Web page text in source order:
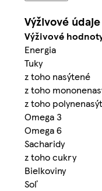
Výživové údaje
Výživové
Energia
Tuky
z toho nasýtené
z toho
z toho
Omega 3
Omega 6
Sacharidy
z toho cukry
Bielkoviny
Soľ